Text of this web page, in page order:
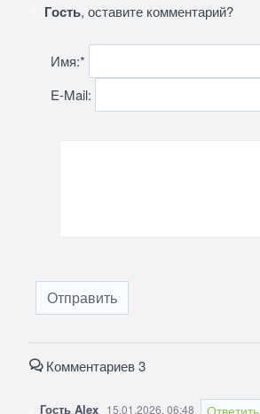
Гость, оставите комментарий?
Имя:*
E-Mail:
Отправить
Комментариев 3
Ответить
Гость Alex 15.01.2026, 06:48